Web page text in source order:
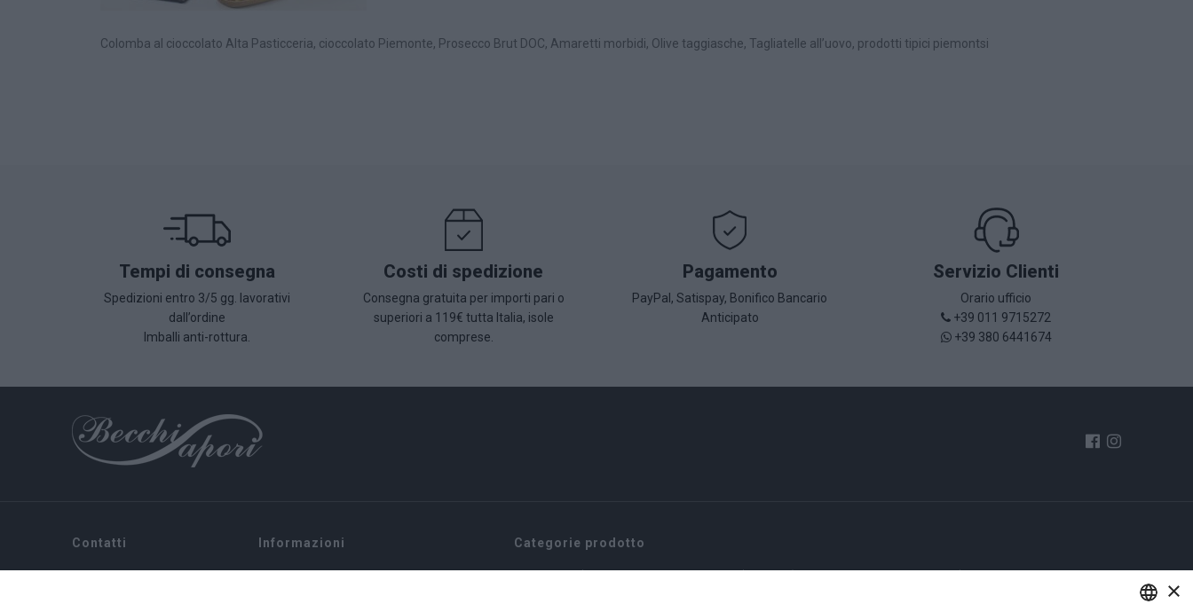
Colomba al cioccolato Alta Pasticceria, cioccolato Piemonte, Prosecco Brut DOC, Amaretti morbidi, Olive taggiasche, Tagliatelle all’uovo, prodotti tipici piemontsi
Tempi di consegna
Spedizioni entro 3/5 gg. lavorativi
dall’ordine
Imballi anti-rottura.
Costi di spedizione
Consegna gratuita per importi pari o
superiori a 119€ tutta Italia, isole
comprese.
Pagamento
PayPal, Satispay, Bonifico Bancario
Anticipato
Servizio Clienti
Orario ufficio
+39 011 9715272
+39 380 6441674
Contatti Informazioni Categorie prodotto
×